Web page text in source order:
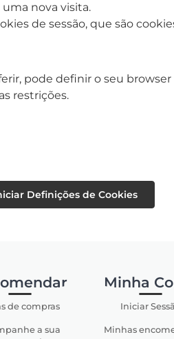
uma nova visita.
de sessão, que são
pode definir o seu
restrições.
Definições de Cookies
de compras
a sua
Minha
Iniciar
Minhas